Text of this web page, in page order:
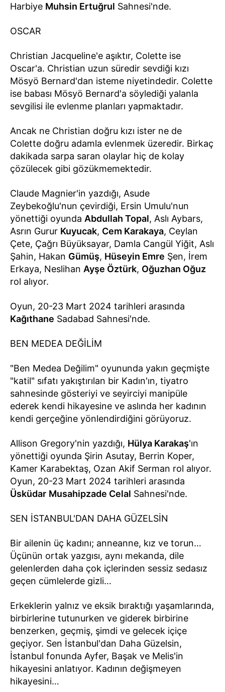
Harbiye Muhsin Ertuğrul Sahnesi'nde.
OSCAR
Christian Jacqueline'e aşıktır, Colette ise
Oscar'a. Christian uzun süredir sevdiği kızı
Mösyö Bernard'dan isteme niyetindedir. Colette
ise babası Mösyö Bernard'a söylediği yalanla
sevgilisi ile evlenme planları yapmaktadır.
Ancak ne Christian doğru kızı ister ne de
Colette doğru adamla evlenmek üzeredir. Birkaç
dakikada sarpa saran olaylar hiç de kolay
çözülecek gibi gözükmemektedir.
Claude Magnier'in yazdığı, Asude
Zeybekoğlu'nun çevirdiği, Ersin Umulu'nun
yönettiği oyunda Abdullah Topal, Aslı Aybars,
Asrın Gurur Kuyucak, Cem Karakaya, Ceylan
Çete, Çağrı Büyüksayar, Damla Cangül Yiğit, Aslı
Şahin, Hakan Gümüş, Hüseyin Emre Şen, İrem
Erkaya, Neslihan Ayşe Öztürk, Oğuzhan Oğuz
rol alıyor.
Oyun, 20-23 Mart 2024 tarihleri arasında
Kağıthane Sadabad Sahnesi'nde.
BEN MEDEA DEĞİLİM
"Ben Medea Değilim" oyununda yakın geçmişte
"katil" sıfatı yakıştırılan bir Kadın'ın, tiyatro
sahnesinde gösteriyi ve seyirciyi manipüle
ederek kendi hikayesine ve aslında her kadının
kendi gerçeğine yönlendirdiğini görüyoruz.
Allison Gregory'nin yazdığı, Hülya Karakaş'ın
yönettiği oyunda Şirin Asutay, Berrin Koper,
Kamer Karabektaş, Ozan Akif Serman rol alıyor.
Oyun, 20-23 Mart 2024 tarihleri arasında
Üsküdar Musahipzade Celal Sahnesi'nde.
SEN İSTANBUL'DAN DAHA GÜZELSİN
Bir ailenin üç kadını; anneanne, kız ve torun…
Üçünün ortak yazgısı, aynı mekanda, dile
gelenlerden daha çok içlerinden sessiz sedasız
geçen cümlelerde gizli…
Erkeklerin yalnız ve eksik bıraktığı yaşamlarında,
birbirlerine tutunurken ve giderek birbirine
benzerken, geçmiş, şimdi ve gelecek içiçe
geçiyor. Sen İstanbul'dan Daha Güzelsin,
İstanbul fonunda Ayfer, Başak ve Melis'in
hikayesini anlatıyor. Kadının değişmeyen
hikayesini…